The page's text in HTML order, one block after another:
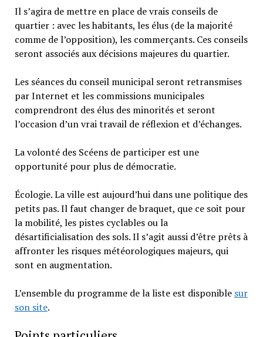
Il s’agira de mettre en place de vrais conseils de
quartier : avec les habitants, les élus (de la majorité
comme de l’opposition), les commerçants. Ces conseils
seront associés aux décisions majeures du quartier.
Les séances du conseil municipal seront retransmises
par Internet et les commissions municipales
comprendront des élus des minorités et seront
l’occasion d’un vrai travail de réflexion et d’échanges.
La volonté des Scéens de participer est une
opportunité pour plus de démocratie.
Écologie. La ville est aujourd’hui dans une politique des
petits pas. Il faut changer de braquet, que ce soit pour
la mobilité, les pistes cyclables ou la
désartificialisation des sols. Il s’agit aussi d’être prêts à
affronter les risques météorologiques majeurs, qui
sont en augmentation.
L’ensemble du programme de la liste est disponible sur
son site.